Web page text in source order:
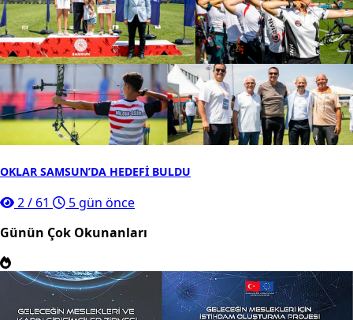
OKLAR SAMSUN’DA HEDEFİ BULDU
2/ 61
5 gün önce
Günün Çok Okunanları